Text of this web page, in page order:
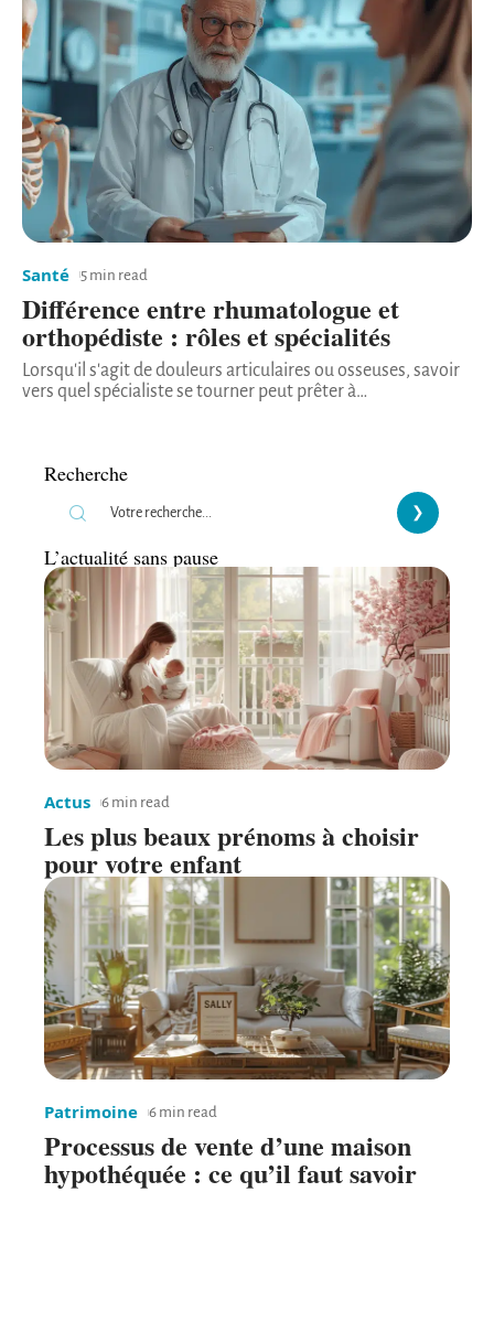
Santé 5 min read
Différence entre rhumatologue et
orthopédiste : rôles et spécialités
Lorsqu'il s'agit de douleurs articulaires ou osseuses, savoir
vers quel spécialiste se tourner peut prêter à…
Recherche
L’actualité sans pause
Actus 6 min read
Les plus beaux prénoms à choisir
pour votre enfant
Patrimoine 6 min read
Processus de vente d’une maison
hypothéquée : ce qu’il faut savoir